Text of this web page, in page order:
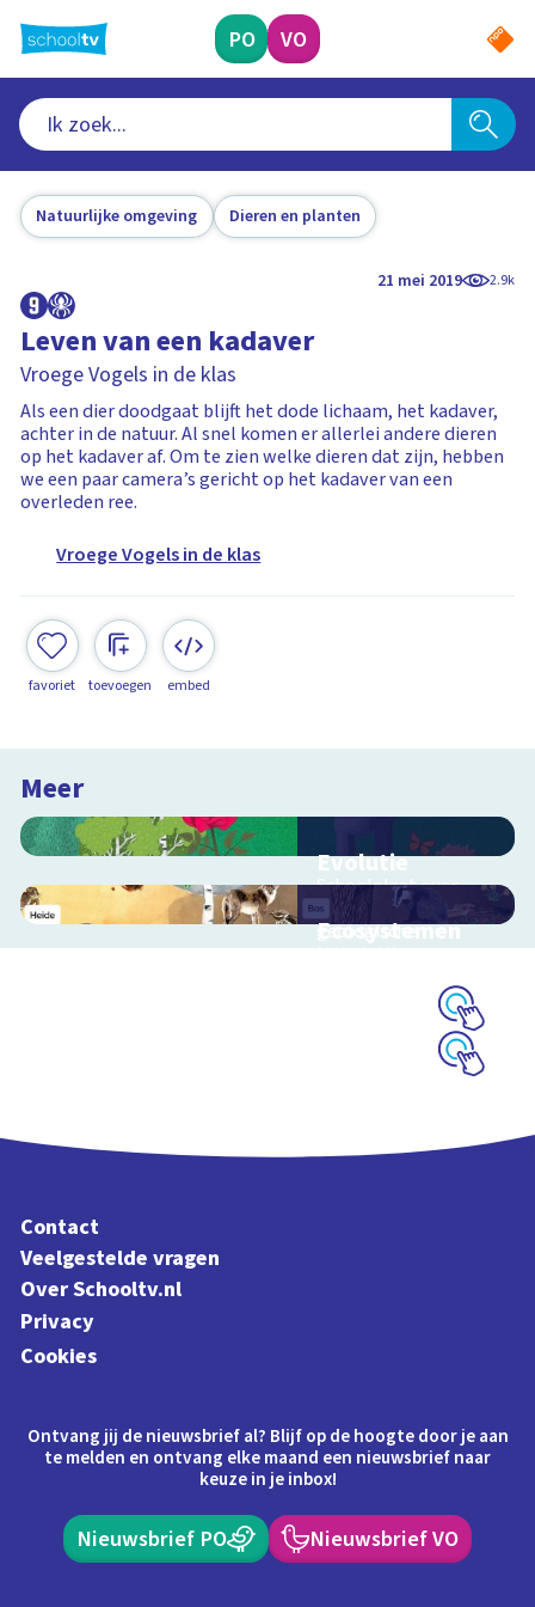
naar
hoofdinhoud
PO VO
Natuurlijke omgeving Dieren en planten
21 mei 2019 2.9k
Leven van een kadaver
Vroege Vogels in de klas
Als een dier doodgaat blijft het dode lichaam, het kadaver,
achter in de natuur. Al snel komen er allerlei andere dieren
op het kadaver af. Om te zien welke dieren dat zijn, hebben
we een paar camera’s gericht op het kadaver van een
overleden ree.
Vroege Vogels in de klas
favoriet toevoegen embed
Meer
Evolutie
Schoolplaat over
evolutie, ordening en
geologische
tijdschaal
Schoolplaat
Ecosystemen
Interactieve
Contact
Veelgestelde vragen
Over Schooltv.nl
Privacy
Cookies
Ontvang jij de nieuwsbrief al? Blijf op de hoogte door je aan
te melden en ontvang elke maand een nieuwsbrief naar
keuze in je inbox!
Nieuwsbrief PO Nieuwsbrief VO